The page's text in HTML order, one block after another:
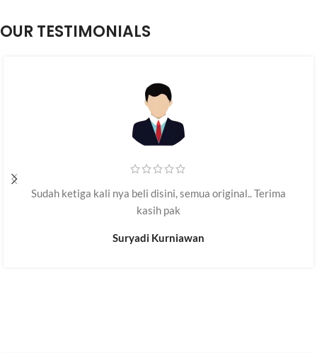
OUR TESTIMONIALS
Sudah ketiga kali nya beli disini, semua original.. Terima
kasih pak
Suryadi Kurniawan